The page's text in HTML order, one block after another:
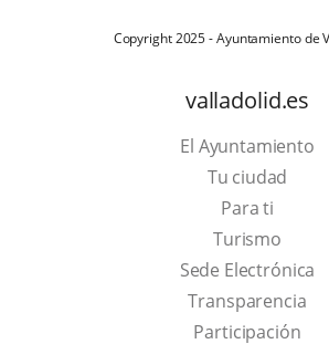
Copyright 2025 - Ayuntamiento de
valladolid.es
El Ayuntamiento
Tu ciudad
Para ti
TurismoThis
link
will
open
Sede Electrónica
Transparencia
Participación